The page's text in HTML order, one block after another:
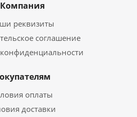
Компания
реквизиты
соглашение
оплаты
доставки